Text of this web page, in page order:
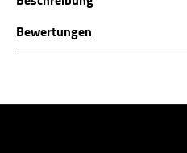
Bewertungen